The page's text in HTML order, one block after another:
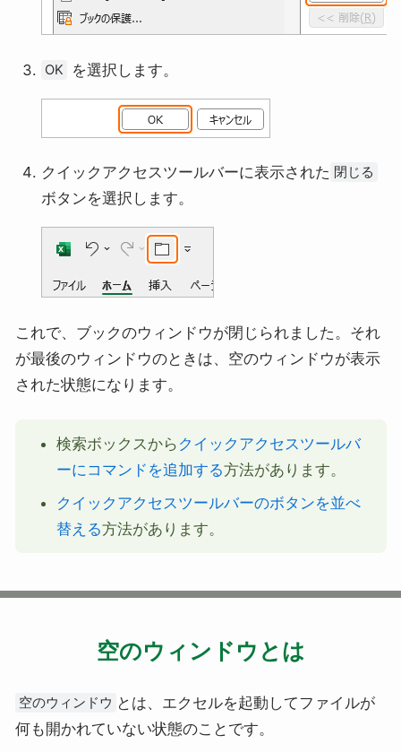
OK を選択します。
クイックアクセスツールバーに表示された 閉じる
ボタンを選択します。
これで、ブックのウィンドウが閉じられました。それ
が最後のウィンドウのときは、空のウィンドウが表示
された状態になります。
検索ボックスから クイックアクセスツールバ
ーにコマンドを追加する方法があります。
クイックアクセスツールバーのボタンを並べ
替える方法があります。
空のウィンドウとは
空のウィンドウ とは、エクセルを起動してファイルが
何も開かれていない状態のことです。